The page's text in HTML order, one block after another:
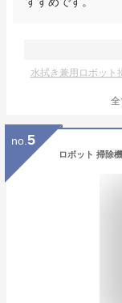
水拭き兼用ロボット
全
no. 5